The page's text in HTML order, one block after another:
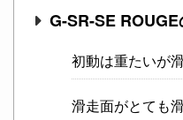
G-SR-SE
初動は重たいが
滑走面がとても